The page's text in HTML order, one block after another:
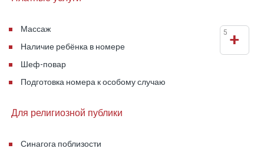
Массаж
Наличие ребёнка в номере
Шеф-повар
Подготовка номера к особому случаю
+
5
Для религиозной публики
Синагога поблизости